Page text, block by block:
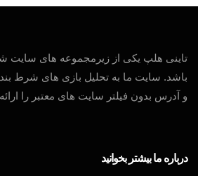
تاینی هلپ یکی از زیرمجموعه های سایت
باشد. سایت ما به تحلیل بازی های شرط
و آدرس بدون فیلتر سایت های معتبر را
درباره ما بیشتر بخوانید